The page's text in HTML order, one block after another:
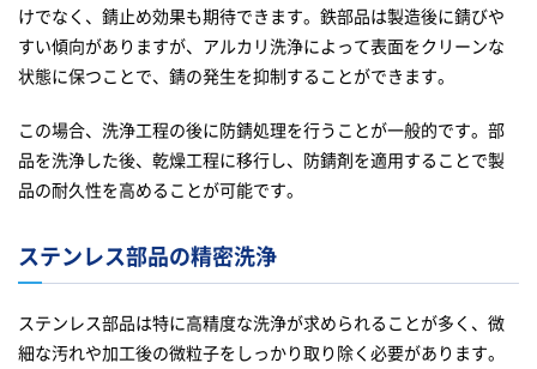
けでなく、錆止め効果も期待できます。鉄部品は製造後に錆びや
すい傾向がありますが、アルカリ洗浄によって表面をクリーンな
状態に保つことで、錆の発生を抑制することができます。
この場合、洗浄工程の後に防錆処理を行うことが一般的です。部
品を洗浄した後、乾燥工程に移行し、防錆剤を適用することで製
品の耐久性を高めることが可能です。
ステンレス部品の精密洗浄
ステンレス部品は特に高精度な洗浄が求められることが多く、微
細な汚れや加工後の微粒子をしっかり取り除く必要があります。